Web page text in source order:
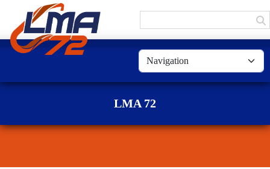
LMA 72
Panneau de gestion des cookies